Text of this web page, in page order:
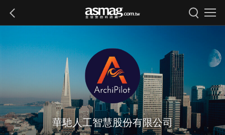
華馳人工智慧股份有限公司